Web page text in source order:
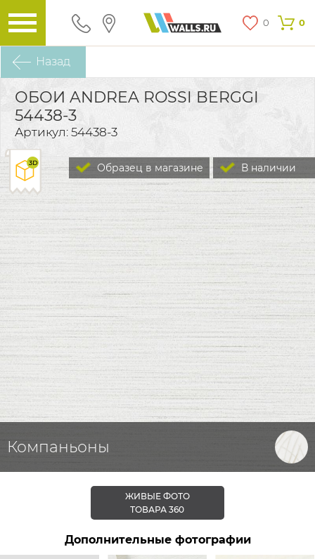
0 0
Назад
ОБОИ ANDREA ROSSI BERGGI
54438-3
Артикул: 54438-3
В наличии
Образец в магазине
Компаньоны
ЖИВЫЕ ФОТО
ТОВАРА 360
Дополнительные фотографии